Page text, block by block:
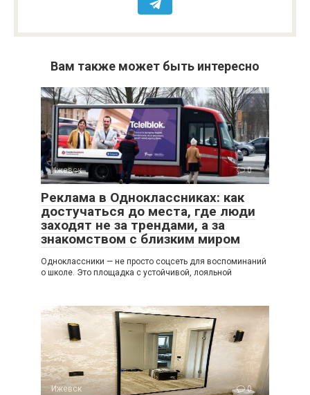
Вам также может быть интересно
Ижевск 0
Реклама в Одноклассниках: как
достучаться до места, где люди
заходят не за трендами, а за
знакомством с близким миром
Одноклассники — не просто соцсеть для воспоминаний
о школе. Это площадка с устойчивой, лояльной
Ижевск 0